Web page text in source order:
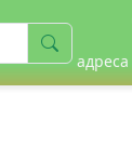
адреса